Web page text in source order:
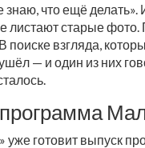
знаю, что ещё
листают старые
поиске взгляда,
— и один из них
уже готовит выпуск